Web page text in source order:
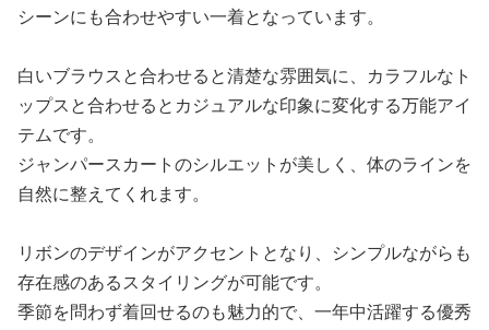
シーンにも合わせやすい一着となっています。
白いブラウスと合わせると清楚な雰囲気に、カラフルなト
ップスと合わせるとカジュアルな印象に変化する万能アイ
テムです。
ジャンパースカートのシルエットが美しく、体のラインを
自然に整えてくれます。
リボンのデザインがアクセントとなり、シンプルながらも
存在感のあるスタイリングが可能です。
季節を問わず着回せるのも魅力的で、一年中活躍する優秀